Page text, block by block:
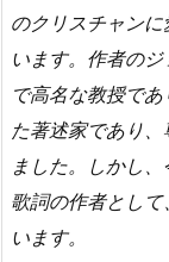
のクリスチャン
います。作者の
で高名な教授で
た著述家であり
ました。しかし
歌詞の作者とし
います。